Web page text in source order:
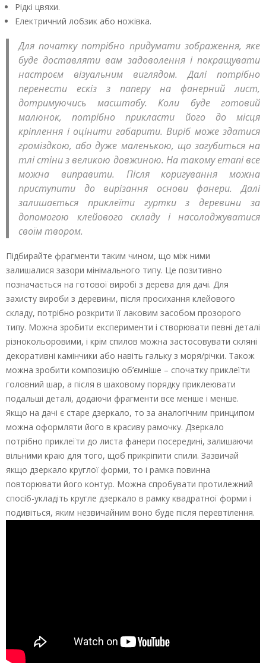
Рідкі цвяхи.
Електричний лобзик або ножівка.
Для початку потрібно придумати зображення, яке
буде доставляти вам задоволення і покращувати
настроєм візуальним виглядом. Далі потрібно
перенести ескіз з паперу на фанерний лист,
дотримуючись масштабу. Коли буде готовий
малюнок, потрібно прикласти його до місця
кріплення і оцінити габарити. Виріб може здатися
громіздкою, або дуже маленькою, що загубиться на
тлі стіни з великою довжиною. На такому етапі все
можна виправити. Після коригування можна
приступити до вирізання основи фанери. Далі
залишається приклеїти гуртки з деревини за
допомогою клейового складу і насолоджуватися
своїм твором.
Підбирайте фрагменти таким чином, що між ними
залишалися зазори мінімального типу. Це позитивно
позначається на готової виробі з дерева для дачі. Для
захисту вироби з деревини, після просихання клейового
складу, потрібно розкрити її лаковим засобом прозорого
типу. Можна зробити експерименти і створювати певні деталі
різнокольоровими, і крім спилов можна застосовувати скляні
декоративні камінчики або навіть гальку з моря/річки. Також
можна зробити композицію об’ємніше – спочатку приклеїти
головний шар, а після в шаховому порядку приклеювати
подальші деталі, додаючи фрагменти все менше і менше.
Якщо на дачі є старе дзеркало, то за аналогічним принципом
можна оформляти його в красиву рамочку. Дзеркало
потрібно приклеїти до листа фанери посередині, залишаючи
вільними краю для того, щоб прикріпити спили. Зазвичай
якщо дзеркало круглої форми, то і рамка повинна
повторювати його контур. Можна спробувати протилежний
спосіб-укладіть кругле дзеркало в рамку квадратної форми і
подивіться, яким незвичайним воно буде після перевтілення.